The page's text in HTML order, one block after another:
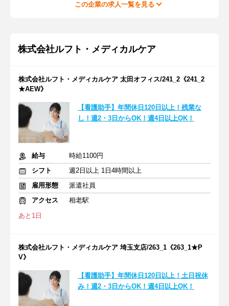
この企業の求人一覧を見る
株式会社ルフト・メディカルケア
株式会社ルフト・メディカルケア 太田オフィス/241_2《241_2
★AEW》
【看護助手】年間休日120日以上！残業な
し！週2・3日からOK！週4日以上OK！
給与
時給1100円
シフト
週2日以上 1日4時間以上
雇用形態
派遣社員
アクセス
相老駅
あと1日
株式会社ルフト・メディカルケア 埼玉支店/263_1《263_1★P
V》
【看護助手】年間休日120日以上！土日祝休
み！週2・3日からOK！週4日以上OK！